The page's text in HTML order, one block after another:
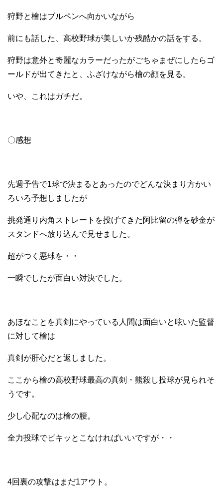
狩野と檜はブルペンへ向かいながら
前にも話した、高校野球が美しいか残酷かの話をする。
狩野は意外と奇麗なカラーだったがごちゃまぜにしたらゴ
ールドが出てきたと、ふざけながら檜の顔を見る。
いや、これはガチだ。
〇感想
先週予告で1球で決まるとあったのでどんな決まり方かい
ろいろ予想しましたが
挑発通り内角ストレートを投げてきた阿比留の弾を砂金が
スタンドへ放り込んで見せました。
超がつく悪球を・・
一瞬でしたが面白い対決でした。
あほなことを真剣にやっている人間は面白いと呟いた監督
に対して檜は
真剣が肝心だと返しました。
ここから檜の高校野球最高の真剣・熊殺し投球が見られそ
うです。
少し心配なのは檜の腰。
全力投球でピキッとこなければいいですが・・
4回裏の攻撃はまだ1アウト。